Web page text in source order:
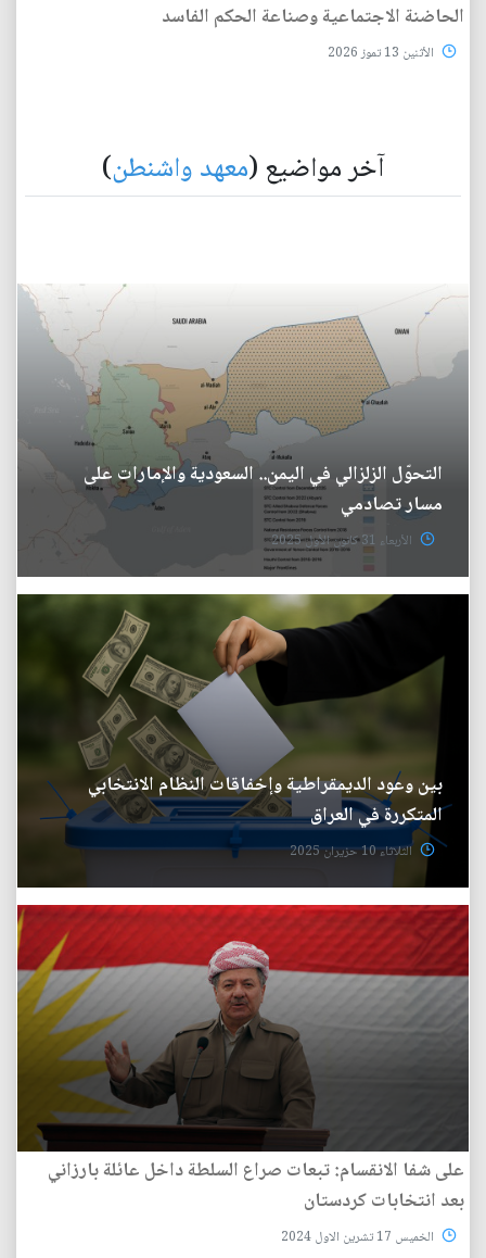
الحاضنة الاجتماعية وصناعة الحكم الفاسد
الأثنين 13 تموز 2026
آخر مواضيع (معهد واشنطن)
التحوّل الزلزالي في اليمن.. السعودية والإمارات على
مسار تصادمي
الأربعاء 31 كانون الأول 2025
بين وعود الديمقراطية وإخفاقات النظام الانتخابي
المتكررة في العراق
الثلاثاء 10 حزيران 2025
على شفا الانقسام: تبعات صراع السلطة داخل عائلة بارزاني
بعد انتخابات كردستان
الخميس 17 تشرين الاول 2024